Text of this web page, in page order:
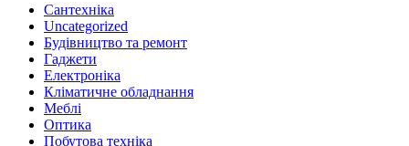
Cантехніка
Uncategorized
Будівництво та ремонт
Гаджети
Електроніка
Кліматичне обладнання
Меблі
Оптика
Побутова техніка